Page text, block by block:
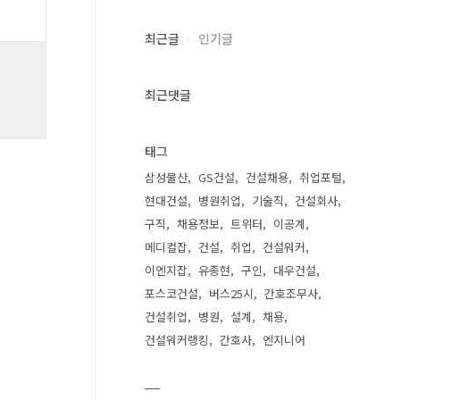
최근글 인기글
최근댓글
태그
삼성물산 GS건설 건설채용
취업포털
현대건설
병원취업 기술직
건설회사
구직
채용정보 트위터
이공계
메디컬잡
건설 취업
건설워커
이엔지잡
유종현 구인
대우건설
포스코건설
버스25시
간호조무사
건설취업
병원 설계
채용
건설워커랭킹
간호사 엔지니어